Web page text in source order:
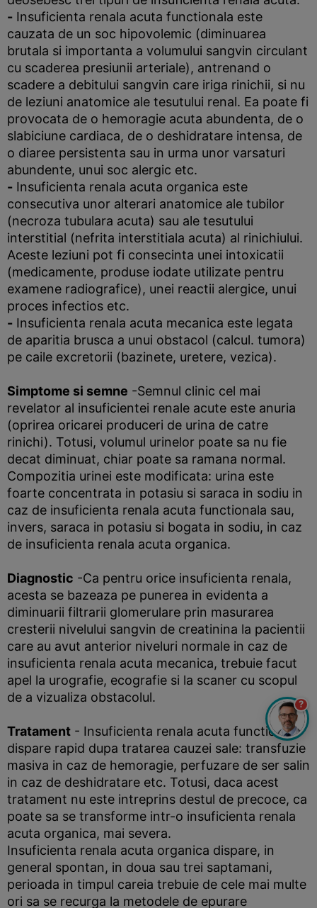
- Insuficienta renala acuta functionala este
cauzata de un soc hipovolemic (diminuarea
brutala si importanta a volumului sangvin circulant
cu scaderea presiunii arteriale), antrenand o
scadere a debitului sangvin care iriga rinichii, si nu
de leziuni anatomice ale tesutului renal. Ea poate fi
provocata de o hemoragie acuta abundenta, de o
slabiciune cardiaca, de o deshidratare intensa, de
o diaree persistenta sau in urma unor varsaturi
abundente, unui soc alergic etc.
- Insuficienta renala acuta organica este
consecutiva unor alterari anatomice ale tubilor
(necroza tubulara acuta) sau ale tesutului
interstitial (nefrita interstitiala acuta) al rinichiului.
Aceste leziuni pot fi consecinta unei intoxicatii
(medicamente, produse iodate utilizate pentru
examene radiografice), unei reactii alergice, unui
proces infectios etc.
- Insuficienta renala acuta mecanica este legata
de aparitia brusca a unui obstacol (calcul. tumora)
pe caile excretorii (bazinete, uretere, vezica).
Simptome si semne -Semnul clinic cel mai
revelator al insuficientei renale acute este anuria
(oprirea oricarei produceri de urina de catre
rinichi). Totusi, volumul urinelor poate sa nu fie
decat diminuat, chiar poate sa ramana normal.
Compozitia urinei este modificata: urina este
foarte concentrata in potasiu si saraca in sodiu in
caz de insuficienta renala acuta functionala sau,
invers, saraca in potasiu si bogata in sodiu, in caz
de insuficienta renala acuta organica.
Diagnostic -Ca pentru orice insuficienta renala,
acesta se bazeaza pe punerea in evidenta a
diminuarii filtrarii glomerulare prin masurarea
cresterii nivelului sangvin de creatinina la pacientii
care au avut anterior niveluri normale in caz de
insuficienta renala acuta mecanica, trebuie facut
apel la urografie, ecografie si la scaner cu scopul
de a vizualiza obstacolul.
Tratament - Insuficienta renala acuta functionala
dispare rapid dupa tratarea cauzei sale: transfuzie
masiva in caz de hemoragie, perfuzare de ser salin
in caz de deshidratare etc. Totusi, daca acest
tratament nu este intreprins destul de precoce, ca
poate sa se transforme intr-o insuficienta renala
acuta organica, mai severa.
Insuficienta renala acuta organica dispare, in
general spontan, in doua sau trei saptamani,
perioada in timpul careia trebuie de cele mai multe
ori sa se recurga la metodele de epurare
?